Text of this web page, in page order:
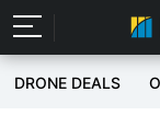
DRONE DEALS